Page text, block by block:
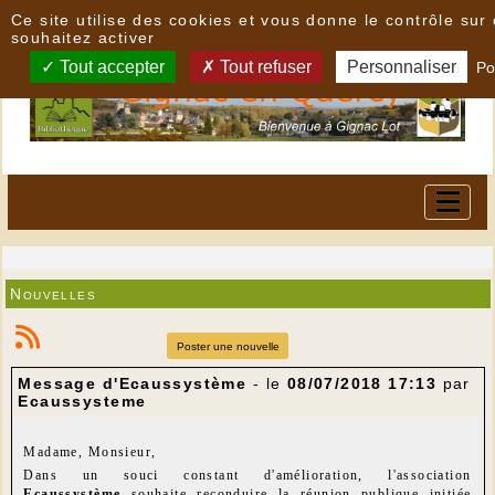
Nouvelles
Poster une nouvelle
Message d'Ecaussystème - le 08/07/2018 17:13 par
Ecaussysteme
Madame, Monsieur,
Dans un souci constant d'amélioration, l'association
Ce site utilise des cookies et vous donne le contrôle sur
souhaitez activer
Tout accepter Tout refuser Personnaliser